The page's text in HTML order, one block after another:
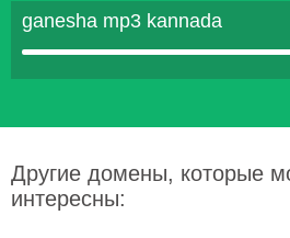
ganesha mp3 kannada
Другие домены, которые
интересны: